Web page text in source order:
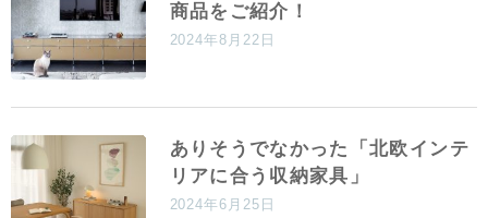
商品をご紹介！
2024年8月22日
ありそうでなかった「北欧インテ
リアに合う収納家具」
2024年6月25日